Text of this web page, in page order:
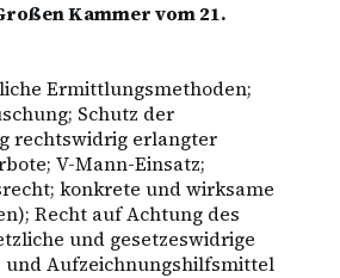
Kammer vom 21.
Ermittlungsmethoden;
Schutz der
rechtswidrig erlangter
V-Mann-Einsatz;
konkrete und wirksame
Recht auf Achtung des
und gesetzeswidrige
und Aufzeichnungshilfsmittel